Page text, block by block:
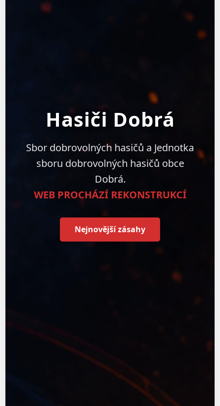
Hasiči Dobrá
Sbor dobrovolných hasičů a Jednotka
sboru dobrovolných hasičů obce
Dobrá.
WEB PROCHÁZÍ REKONSTRUKCÍ
Nejnovější zásahy